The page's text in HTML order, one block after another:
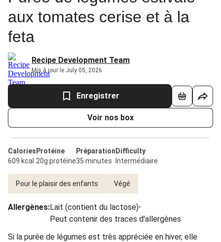
aux tomates cerise et à la
feta
Recipe Development Team
Mis à jour le July 05, 2026
Enregistrer
Voir nos box
Calories
609 kcal
Protéine
20g protéine
Préparation
35 minutes
Difficulty
Intermédiaire
Pour le plaisir des enfants Végé
Allergènes:Lait (contient du lactose)•
Peut contenir des traces d'allergènes
Si la purée de légumes est très appréciée en hiver, elle